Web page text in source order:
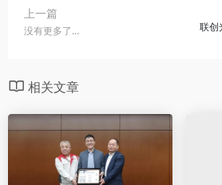
上一篇
没有更多了...
联创
相关文章